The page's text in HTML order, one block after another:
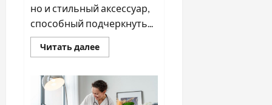
но и стильный аксессуар,
способный подчеркнуть...
Читать далееПрочитать
больше
использования
кожаных
блокнотов